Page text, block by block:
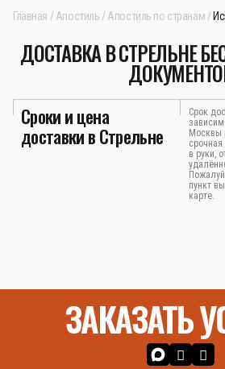
Главная Апостиль Апостиль по странам
ДОСТАВКА В СТРЕЛЬНЕ
Сроки и цена
доставки в Стрельне
Срок
Москвы
в руки,
пункт
карте.
ЗАКАЗАТЬ